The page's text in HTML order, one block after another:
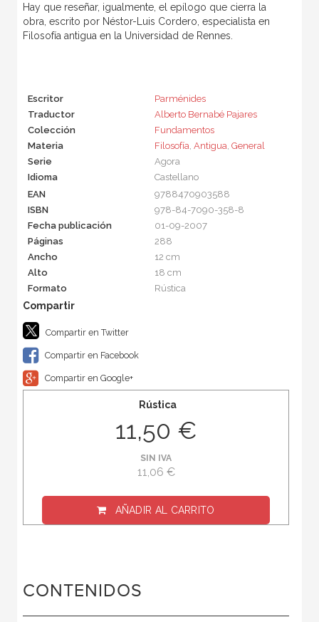
Hay que reseñar, igualmente, el epílogo que cierra la
obra, escrito por Néstor-Luis Cordero, especialista en
Filosofía antigua en la Universidad de Rennes.
Escritor
Parménides
Traductor
Alberto Bernabé Pajares
Colección
Fundamentos
Materia
Filosofía, Antigua, General
Serie
Agora
Idioma
Castellano
EAN
9788470903588
ISBN
978-84-7090-358-8
Fecha publicación
01-09-2007
Páginas
288
Ancho
12 cm
Alto
18 cm
Formato
Rústica
Compartir en Twitter
Compartir en Facebook
Compartir en Google+
Rústica
11,50 €
SIN IVA
11,06 €
AÑADIR AL CARRITO
CONTENIDOS